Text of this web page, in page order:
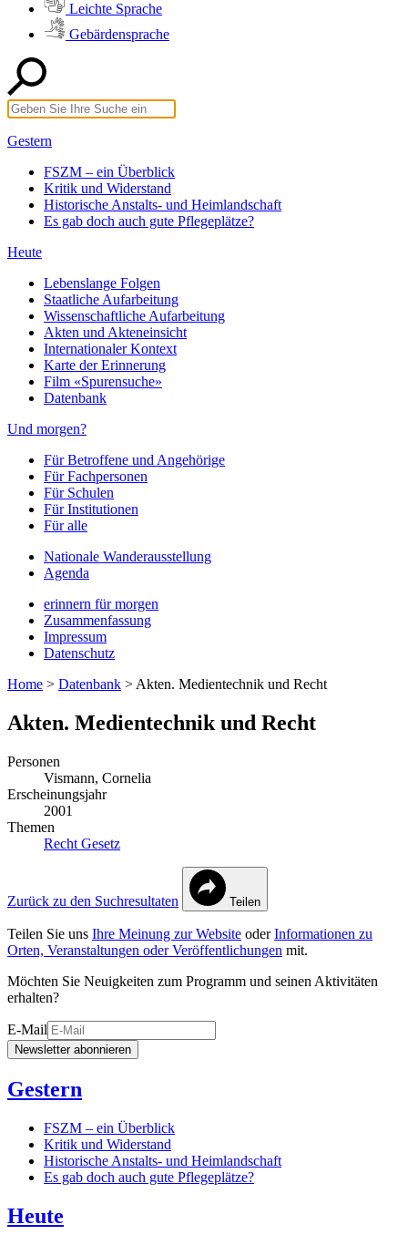
Leichte Sprache
Gebärdensprache
Gestern
FSZM – ein Überblick
Kritik und Widerstand
Historische Anstalts- und Heimlandschaft
Es gab doch auch gute Pflegeplätze?
Heute
Lebenslange Folgen
Staatliche Aufarbeitung
Wissenschaftliche Aufarbeitung
Akten und Akteneinsicht
Internationaler Kontext
Karte der Erinnerung
Film «Spurensuche»
Datenbank
Und morgen?
Für Betroffene und Angehörige
Für Fachpersonen
Für Schulen
Für Institutionen
Für alle
Nationale Wanderausstellung
Agenda
erinnern für morgen
Zusammenfassung
Impressum
Datenschutz
Home > Datenbank > Akten. Medientechnik und Recht
Akten. Medientechnik und Recht
Personen
Vismann, Cornelia
Erscheinungsjahr
2001
Themen
Recht Gesetz
Zurück zu den Suchresultaten Teilen
Teilen Sie uns Ihre Meinung zur Website oderInformationen zu
Orten, Veranstaltungen oder Veröffentlichungen mit.
Möchten Sie Neuigkeiten zum Programm und seinen Aktivitäten
erhalten?
E-Mail
Newsletter abonnieren
Gestern
FSZM – ein Überblick
Kritik und Widerstand
Historische Anstalts- und Heimlandschaft
Es gab doch auch gute Pflegeplätze?
Heute